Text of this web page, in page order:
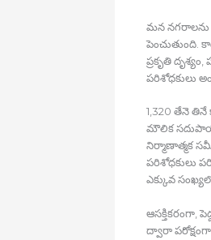
మన నగరాలను
పెంచుతుంది.
ప్రకృతి
పరిశోధకులు
1,320 తేనె
మౌలిక
నిర్మాణాత్మక
పరిశోధకులు
ఎక్కువ
ఆసక్తికరంగా,
ద్వారా